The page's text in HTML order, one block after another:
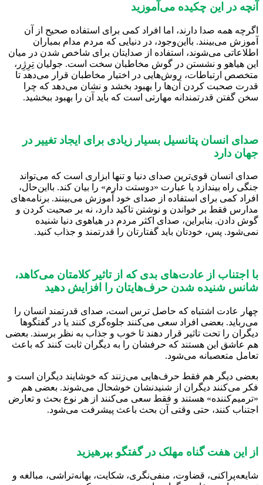
آنچه در این چکیده می‌آموزید
اگرچه همه صدا دارند، اما افراد کمی برای استفاده صحیح از آن
آموزش می‌بینند. بااین‌وجود، در دنیایی که مردم مدام بمباران
اطلاعاتی می‌شوند، استفاده از صدایتان برای شاخص شدن در میان
این هیاهو و نشستن در گوش مخاطبان سخت است. جولیان تِرِژِر،
متخصص ارتباطات، روش‌هایی در اختیار مخاطبان قرار می‌دهد تا
قدرت صحبت کردن آن‌ها را بهبود بخشد و نشان می‌دهد که چرا
سخن گفتن قدرتمندانه مهارتی است که باید آن را بهبود ببخشید.
صدای انسان پتانسیل بسیار زیادی برای ایجاد تغییر در
جهان دارد
صدای انسان قوی‌ترین صدای دنیا و تنها ابزاری است که می‌تواند
جنگی راه بیندازد یا عبارت «دوستت دارم» را بیان کند. بااین‌حال،
افراد کمی برای استفاده از صدای خود آموزش می‌بینند. برنامه‌های
مدارس فقط بر خواندن و نوشتن تاکید دارد، نه بر صحبت کردن و
گوش دادن. بنابراین، صدای اکثر مردم در هیاهوی دنیا شنیده
نمی‌شود. پس، خودتان باید گفتارتان را قدرتمند و جذاب کنید.
با اجتناب از عادت‌های بدی که از تاثیر کلامتان می‌کاهد،
شانس شنیده شدن حرف‌هایتان را افزایش دهید
چهار عادت اشتباه که حاصل ترس است، صدای قدرتمند انسان را
می‌رباید. بعضی افراد سعی می‌کنند جلوه‌گری کنند یا در گفتگوها
دیگران را تحت تاثیر قرار دهند تا خوب و جذاب به نظر برسند. بعضی
هم عاشق این هستند که حرفشان را به دیگران ثابت کنند که باعث
تعامل متعصبانه می‌شود.
بعضی دیگر هم فقط حرف‌هایی می‌زنند که خوشایند دیگران است و
فکر می‌کنند دیگران از شنیدنشان خوشحال می‌شوند. بعضی هم
«ترمیم‌کننده» هستند و فقط سعی می‌کنند از هر نوع بحث و تعارض
اجتناب کنند، حتی وقتی آن بحث باعث پیشرفت می‌شود.
از این هفت گناه مهلک در گفتگو بپرهیزید
شایعه‌پراکنی، قضاوت، منفی‌نگری، شکایت، بهانه‌تراشی، مبالغه و